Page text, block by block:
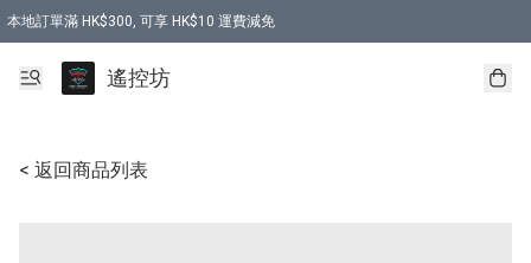
本地訂單滿 HK$300, 可享 HK$10 運費減免
購買 7.6V 6500mah 70C 電池 送 7.6V USB充電器
遙控坊
< 返回商品列表